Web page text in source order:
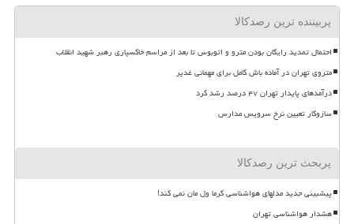
پربیننده ترین رصدکالا
احتمال تمدید رایگان بودن مترو و اتوبوس تا بعد از مراسم خاکسپاری رهبر شهید انقلاب
متروی تهران در آماده باش کامل برای مهمانی غدیر
درآمدهای پایدار تهران ۴۷ درصد رشد کرد
سازوکار تعیین نرخ سرویس مدارس
پربحث ترین رصدکالا
پیشبینی جدید مدلهای هواشناسی گرما ول مان نمی کند!
هشدار هواشناسی تهران